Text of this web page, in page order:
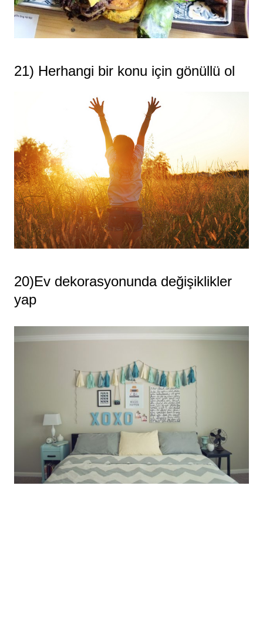
21) Herhangi bir konu için gönüllü ol
20)Ev dekorasyonunda değişiklikler
yap